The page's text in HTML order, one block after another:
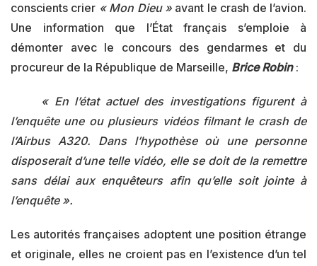
conscients crier « Mon Dieu » avant le crash de l’avion.
Une information que l’État français s’emploie à
démonter avec le concours des gendarmes et du
procureur de la République de Marseille, Brice Robin :
« En l’état actuel des investigations figurent à
l’enquête une ou plusieurs vidéos filmant le crash de
l’Airbus A320. Dans l’hypothèse où une personne
disposerait d’une telle vidéo, elle se doit de la remettre
sans délai aux enquêteurs afin qu’elle soit jointe à
l’enquête ».
Les autorités françaises adoptent une position étrange
et originale, elles ne croient pas en l’existence d’un tel